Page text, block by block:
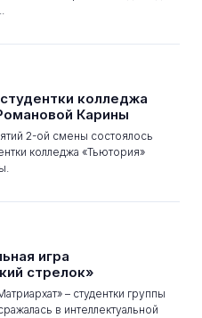
колледжа
Карины
2-ой смены состоялось
колледжа «Тьютория»
игра
стрелок»
– студентки группы
в интеллектуальной